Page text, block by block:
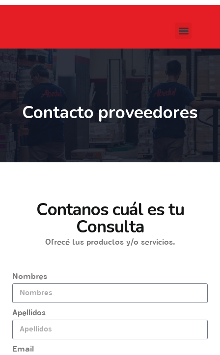
Contacto proveedores
Contanos cuál estu
Consulta
Ofrecé tus productos y/o servicios.
Nombres
Apellidos
Email